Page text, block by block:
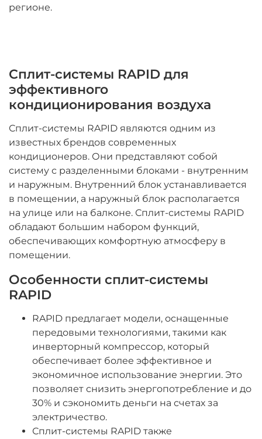
регионе.
Сплит-системы RAPID для
эффективного
кондиционирования воздуха
Сплит-системы RAPID являются одним из
известных брендов современных
кондиционеров. Они представляют собой
систему с разделенными блоками - внутренним
и наружным. Внутренний блок устанавливается
в помещении, а наружный блок располагается
на улице или на балконе. Сплит-системы RAPID
обладают большим набором функций,
обеспечивающих комфортную атмосферу в
помещении.
Особенности сплит-системы
RAPID
RAPID предлагает модели, оснащенные
передовыми технологиями, такими как
инверторный компрессор, который
обеспечивает более эффективное и
экономичное использование энергии. Это
позволяет снизить энергопотребление и до
30% и сэкономить деньги на счетах за
электричество.
Сплит-системы RAPID также